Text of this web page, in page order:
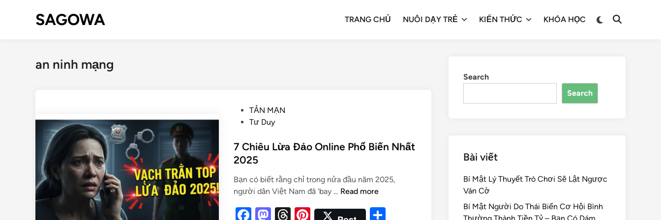
SAGOWA TRANG CHỦ NUÔI DẠY TRẺ KIẾN THỨC KHÓA HỌC
an ninh mạng
TẢN MẠN
Tư Duy
7 Chiêu Lừa Đảo Online Phổ Biến Nhất
2025
Bạn có biết rằng chỉ trong nửa đầu năm 2025,
người dân Việt Nam đã ‘bay … Read more
F
M T Pi
S
Search
Search
Bài viết
Bí Mật Lý Thuyết Trò Chơi Sẽ Lật Ngược
Ván Cờ
Bí Mật Người Do Thái Biến Cơ Hội Bình